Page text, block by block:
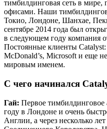
тимбилдинговая сеть в мире,
офисами. Наши
Токио, Лондоне, Шанхае,
сентябре 2014 года был
в следующем году компания
Постоянные клиенты
McDonald’s, Microsoft и еще
мировым именем.
С чего начинался
Гай: Первое тимбилдинговое
году в Лондоне и очень
Англии, а через несколько